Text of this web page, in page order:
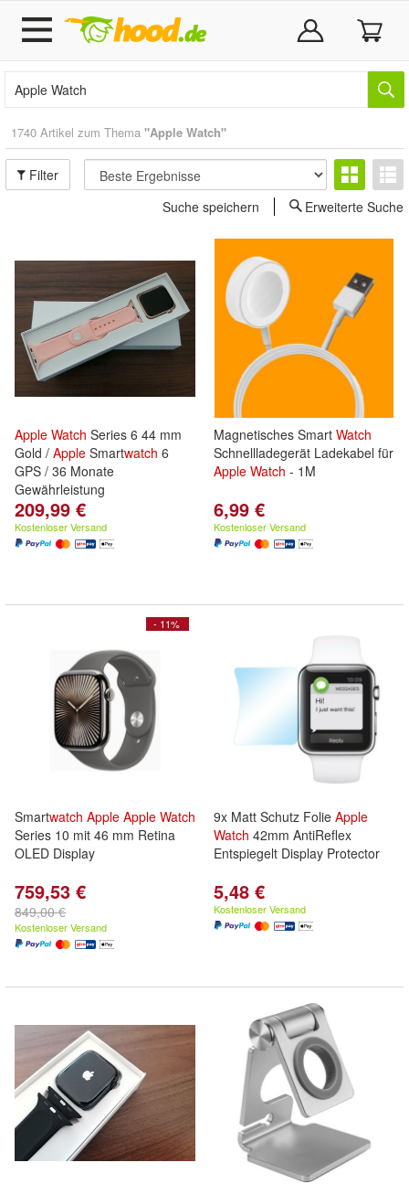
1740 Artikel zum Thema "Apple Watch"
Filter
Suche speichern
Erweiterte Suche
Apple Watch Series 6 44 mm
Gold / Apple Smartwatch 6
GPS / 36 Monate
Gewährleistung
209,99 €
Kostenloser Versand
Magnetisches Smart Watch
Schnellladegerät Ladekabel für
Apple Watch - 1M
6,99 €
Kostenloser Versand
- 11%
Smartwatch Apple Apple Watch
Series 10 mit 46 mm Retina
OLED Display
759,53 €
849,00 €
Kostenloser Versand
9x Matt Schutz Folie Apple
Watch 42mm AntiReflex
Entspiegelt Display Protector
5,48 €
Kostenloser Versand